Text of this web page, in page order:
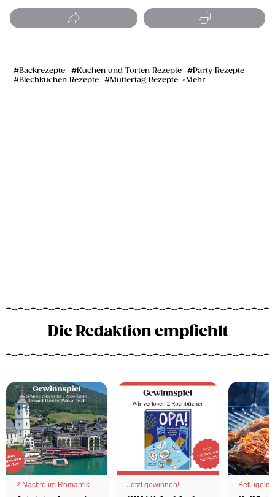
Backrezepte Kuchen und Torten Rezepte
Party Rezepte
Blechkuchen Rezepte
Muttertag Rezepte Mehr
Die Redaktion empfiehlt
2 Nächte im Romantik
Hotel
Jetzt gewinnen!